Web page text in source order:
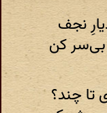
نجف
کن
تا چند؟